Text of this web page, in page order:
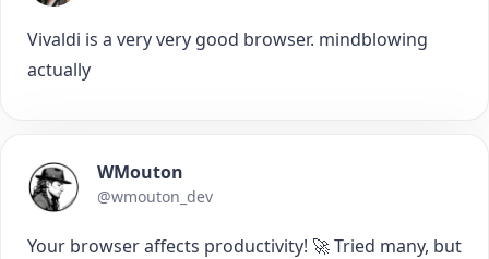
Vivaldi is a very very good browser. mindblowing
actually
WMouton
@wmouton_dev
Your browser affects productivity! 🚀 Tried many, but